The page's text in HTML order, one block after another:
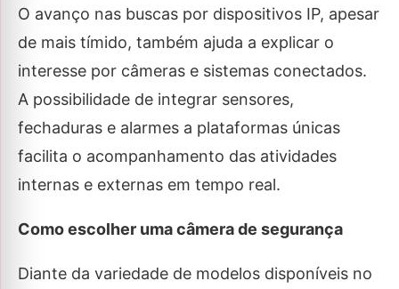
O avanço nas buscas por dispositivos IP, apesar
de mais tímido, também ajuda a explicar o
interesse por câmeras e sistemas conectados.
A possibilidade de integrar sensores,
fechaduras e alarmes a plataformas únicas
facilita o acompanhamento das atividades
internas e externas em tempo real.
Como escolher uma câmera de segurança
Diante da variedade de modelos disponíveis no